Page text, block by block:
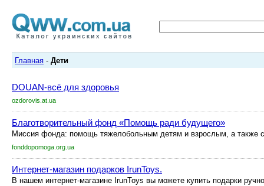
Главная - Дети
DOUAN-всё для здоровья
ozdorovis.at.ua
Благотворительный фонд «Помощь ради будущего»
Миссия фонда: помощь тяжелобольным детям и взрослым, а также
fonddopomoga.org.ua
Интернет-магазин подарков IrunToys.
В нашем интернет-магазине IrunToys вы можете купить подарки